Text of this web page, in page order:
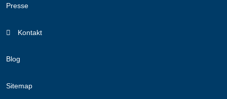
Presse
Kontakt
Blog
Sitemap